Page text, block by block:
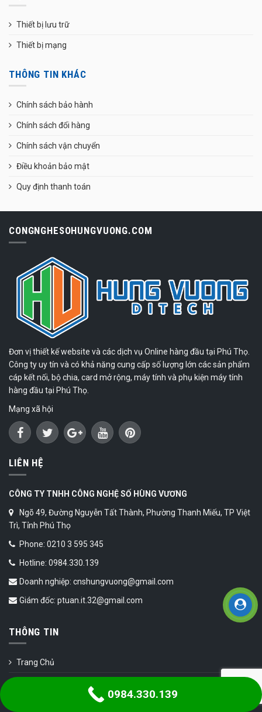
Thiết bị lưu trữ
Thiết bị mạng
THÔNG TIN KHÁC
Chính sách bảo hành
Chính sách đổi hàng
Chính sách vận chuyển
Điều khoản bảo mật
Quy định thanh toán
CONGNGHESOHUNGVUONG.COM
Đơn vị thiết kế website và các dịch vụ Online hàng đầu tại Phú Thọ.
Công ty uy tín và có khả năng cung cấp số lượng lớn các sản phẩm
cáp kết nối, bộ chia, card mở rộng, máy tính và phụ kiện máy tính
hàng đầu tại Phú Thọ.
Mạng xã hội
LIÊN HỆ
CÔNG TY TNHH CÔNG NGHỆ SỐ HÙNG VƯƠNG
Ngõ 49, Đường Nguyễn Tất Thành, Phường Thanh Miếu, TP Việt
Trì, Tỉnh Phú Thọ
Phone: 0210 3 595 345
Hotline: 0984.330.139
Doanh nghiệp: cnshungvuong@gmail.com
Giám đốc: ptuan.it.32@gmail.com
THÔNG TIN
Trang Chủ
0984.330.139